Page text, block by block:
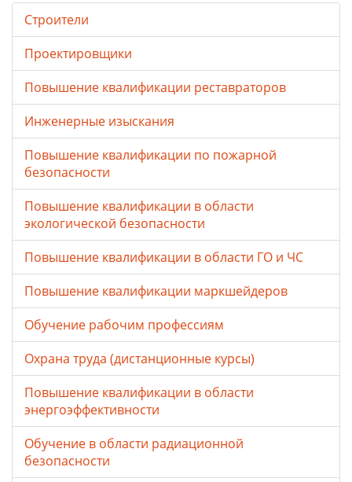
Строители
Проектировщики
Повышение квалификации реставраторов
Инженерные изыскания
Повышение квалификации по пожарной
безопасности
Повышение квалификации в области
экологической безопасности
Повышение квалификации в области ГО и ЧС
Повышение квалификации маркшейдеров
Обучение рабочим профессиям
Охрана труда (дистанционные курсы)
Повышение квалификации в области
энергоэффективности
Обучение в области радиационной
безопасности